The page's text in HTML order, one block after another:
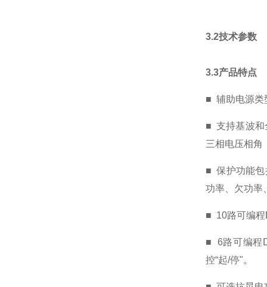
3.2技术参数
3.3产品特点
■ 辅助电源类
■支持基波和
三相电压相角
■ 保护功能包
功率、欠功率
■ 10路可编程
■ 6路可编程
控“起/停"。